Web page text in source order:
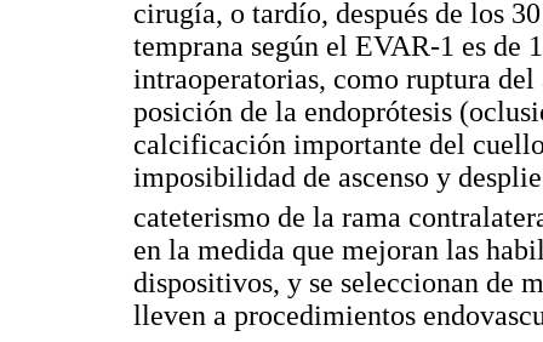
cirugía, o tardío, después de los
temprana según el EVAR-1 es de
intraoperatorias, como ruptura
posición de la endoprótesis
calcificación importante del
imposibilidad de ascenso y
cateterismo de la rama
en la medida que mejoran las
dispositivos, y se seleccionan de
lleven a procedimientos